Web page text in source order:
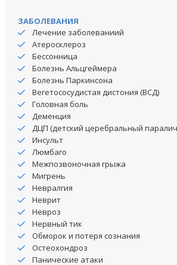
ЗАБОЛЕВАНИЯ
Лечение заболеваниий
Атеросклероз
Бессонница
Болезнь Альцгеймера
Болезнь Паркинсона
Вегетососудистая дистония (ВСД)
Головная боль
Деменция
ДЦП (детский церебральный
Инсульт
Люмбаго
Межпозвоночная грыжа
Мигрень
Невралгия
Неврит
Невроз
Нервный тик
Обморок и потеря сознания
Остеохондроз
Панические атаки